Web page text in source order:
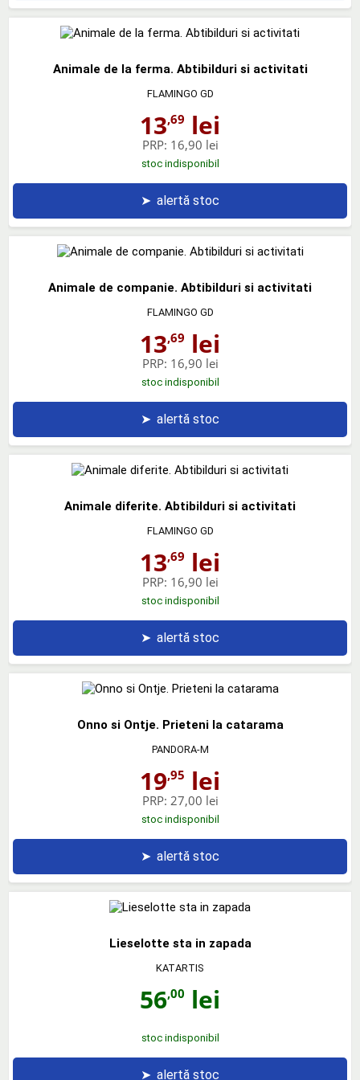
Animale de la ferma. Abtibilduri si activitati
FLAMINGO GD
13,69 lei
PRP: 16,90 lei
stoc indisponibil
➤ alertă stoc
Animale de companie. Abtibilduri si activitati
FLAMINGO GD
13,69 lei
PRP: 16,90 lei
stoc indisponibil
➤ alertă stoc
Animale diferite. Abtibilduri si activitati
FLAMINGO GD
13,69 lei
PRP: 16,90 lei
stoc indisponibil
➤ alertă stoc
Onno si Ontje. Prieteni la catarama
PANDORA-M
19,95 lei
PRP: 27,00 lei
stoc indisponibil
➤ alertă stoc
Lieselotte sta in zapada
KATARTIS
56,00 lei
stoc indisponibil
➤ alertă stoc